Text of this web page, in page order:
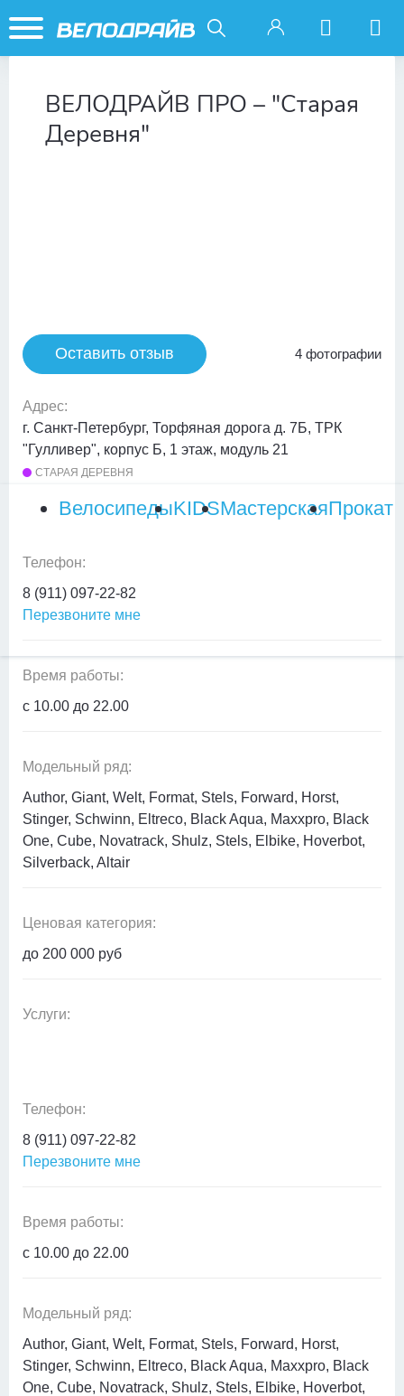
ВЕЛОДРАЙВ ПРО – "Старая
Деревня"
Оставить отзыв 4 фотографии
Адрес:
г. Санкт-Петербург, Торфяная дорога д. 7Б, ТРК
"Гулливер", корпус Б, 1 этаж, модуль 21
СТАРАЯ ДЕРЕВНЯ
ВелосипедыKIDSМастерскаяПрокат
Телефон:
8 (911) 097-22-82
Перезвоните мне
Время работы:
с 10.00 до 22.00
Модельный ряд:
Author, Giant, Welt, Format, Stels, Forward, Horst,
Stinger, Schwinn, Eltreco, Black Aqua, Maxxpro, Black
One, Cube, Novatrack, Shulz, Stels, Elbike, Hoverbot,
Silverback, Altair
Ценовая категория:
до 200 000 руб
Услуги:
Телефон:
8 (911) 097-22-82
Перезвоните мне
Время работы:
с 10.00 до 22.00
Модельный ряд:
Author, Giant, Welt, Format, Stels, Forward, Horst,
Stinger, Schwinn, Eltreco, Black Aqua, Maxxpro, Black
One, Cube, Novatrack, Shulz, Stels, Elbike, Hoverbot,